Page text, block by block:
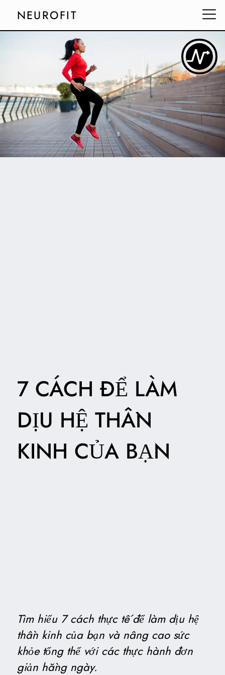
NEUROFIT
7 CÁCH ĐỂ LÀM
DỊU HỆ THẦN
KINH CỦA BẠN
Tìm hiểu 7 cách thực tế để làm dịu hệ
thần kinh của bạn và nâng cao sức
khỏe tổng thể với các thực hành đơn
giản hằng ngày.